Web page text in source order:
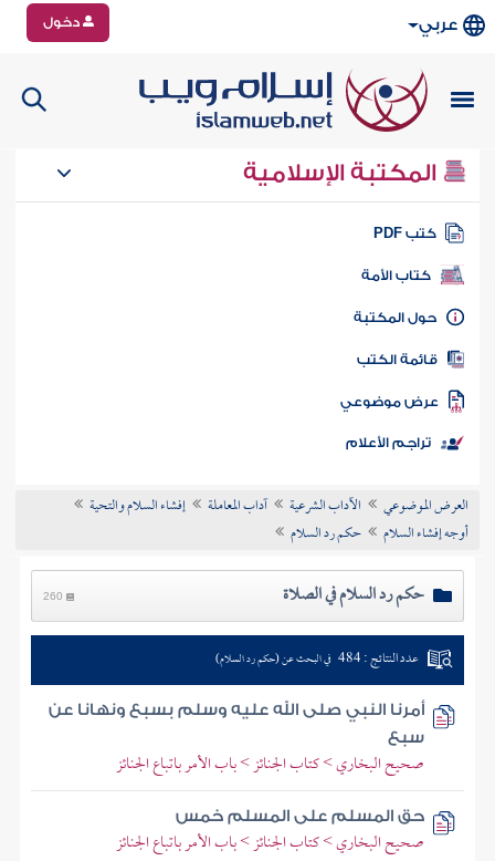
عربي دخول
المكتبة الإسلامية
كتب PDF
كتاب الأمة
المكتبة
الكتب
موضوعي
تراجم الأعلام
العرض الموضوعي الآداب الشرعية آداب المعاملة
إفشاء السلام والتحية
أوجه إفشاء السلام
حكم رد السلام
حكم رد السلام في الصلاة 260
عدد النتائج : 484 في البحث عن (حكم رد السلام)
أمرنا النبي صلى الله عليه وسلم بسبع ونهانا عن
سبع
صحيح البخاري > كتاب الجنائز > باب الأمر باتباع الجنائز
حق المسلم على المسلم خمس
صحيح البخاري > كتاب الجنائز > باب الأمر باتباع الجنائز